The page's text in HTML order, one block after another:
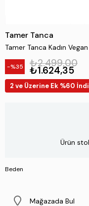
Tamer Tanca
Tamer Tanca Kadın
35 ₺2.499,00
₺1.624,35
2 ve Üzerine Ek %60
Ürün
Beden
Mağazada Bul